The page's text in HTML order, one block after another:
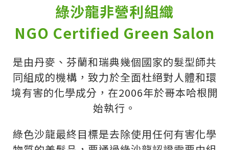
綠沙龍非營利組織
NGO Certified Green Salon
是由丹麥、芬蘭和瑞典幾個國家的髮型師共
同組成的機構，致力於全面杜絕對人體和環
境有害的化學成分，在2006年於哥本哈根開
始執行。
綠色沙龍最終目標是去除使用任何有害化學